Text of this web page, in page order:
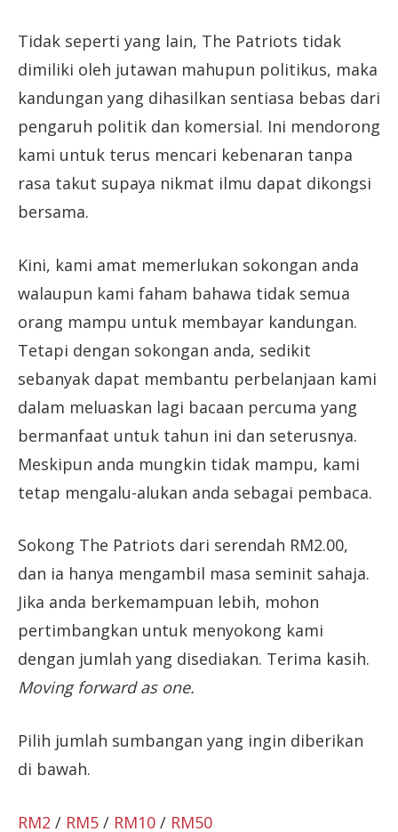
Tidak seperti yang lain, The Patriots tidak
dimiliki oleh jutawan mahupun politikus, maka
kandungan yang dihasilkan sentiasa bebas dari
pengaruh politik dan komersial. Ini mendorong
kami untuk terus mencari kebenaran tanpa
rasa takut supaya nikmat ilmu dapat dikongsi
bersama.
Kini, kami amat memerlukan sokongan anda
walaupun kami faham bahawa tidak semua
orang mampu untuk membayar kandungan.
Tetapi dengan sokongan anda, sedikit
sebanyak dapat membantu perbelanjaan kami
dalam meluaskan lagi bacaan percuma yang
bermanfaat untuk tahun ini dan seterusnya.
Meskipun anda mungkin tidak mampu, kami
tetap mengalu-alukan anda sebagai pembaca.
Sokong The Patriots dari serendah RM2.00,
dan ia hanya mengambil masa seminit sahaja.
Jika anda berkemampuan lebih, mohon
pertimbangkan untuk menyokong kami
dengan jumlah yang disediakan. Terima kasih.
Moving forward as one.
Pilih jumlah sumbangan yang ingin diberikan
di bawah.
RM2 / RM5 / RM10 / RM50